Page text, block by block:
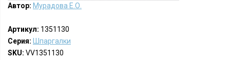
Автор: Мурадова Е.О.
Артикул: 1351130
Серия:
Шпаргалки
SKU: VV1351130